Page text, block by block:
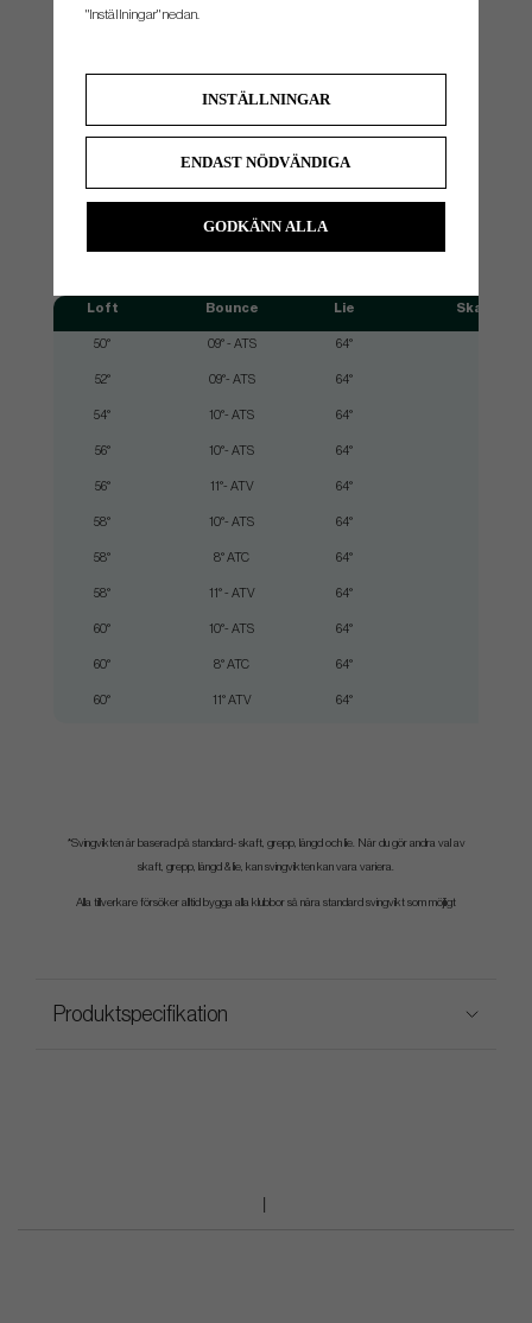
delad suldesign med låg framkant och rejält avslipad häl/tå.
SPEC.
Loft Bounce Lie Skaftlängd
50° 09° - ATS 64°
52° 09°- ATS 64°
54° 10°- ATS 64°
56° 10°- ATS 64°
56° 11°- ATV 64°
58° 10°- ATS 64°
58° 8° ATC 64°
58° 11° - ATV 64°
60° 10°- ATS 64°
60° 8° ATC 64°
60° 11° ATV 64°
*Svingvikten är baserad på standard- skaft, grepp, längd och lie. När du gör andra val av
skaft, grepp, längd & lie, kan svingvikten kan vara variera.
Alla tillverkare försöker alltid bygga alla klubbor så nära standard svingvikt som möjligt
Produktspecifikation
"Inställningar" nedan.
INSTÄLLNINGAR
ENDAST NÖDVÄNDIGA
GODKÄNN ALLA